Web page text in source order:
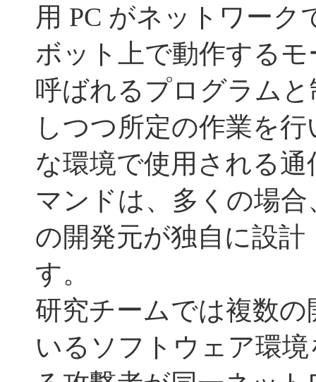
用 PC がネットワーク
ボット上で動作する
呼ばれるプログラムと
しつつ所定の作業を
な環境で使用される
マンドは、多くの場
の開発元が独自に設
す。
研究チームでは複数
いるソフトウェア環